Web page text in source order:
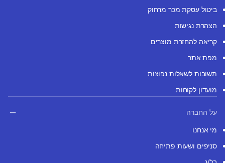
ביטול עסקת מכר מרחוק
הצהרת נגישות
קריאה להחזרת מוצרים
מפת אתר
תשובות לשאלות נפוצות
מועדון לקוחות
על החברה
מי אנחנו
סניפים ושעות פתיחה